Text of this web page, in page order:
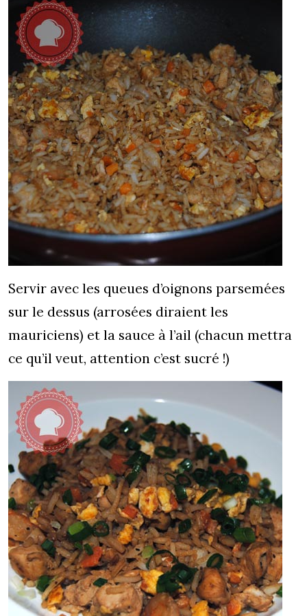
Servir avec les queues d’oignons parsemées
sur le dessus (arrosées diraient les
mauriciens) et la sauce à l’ail (chacun mettra
ce qu’il veut, attention c’est sucré !)